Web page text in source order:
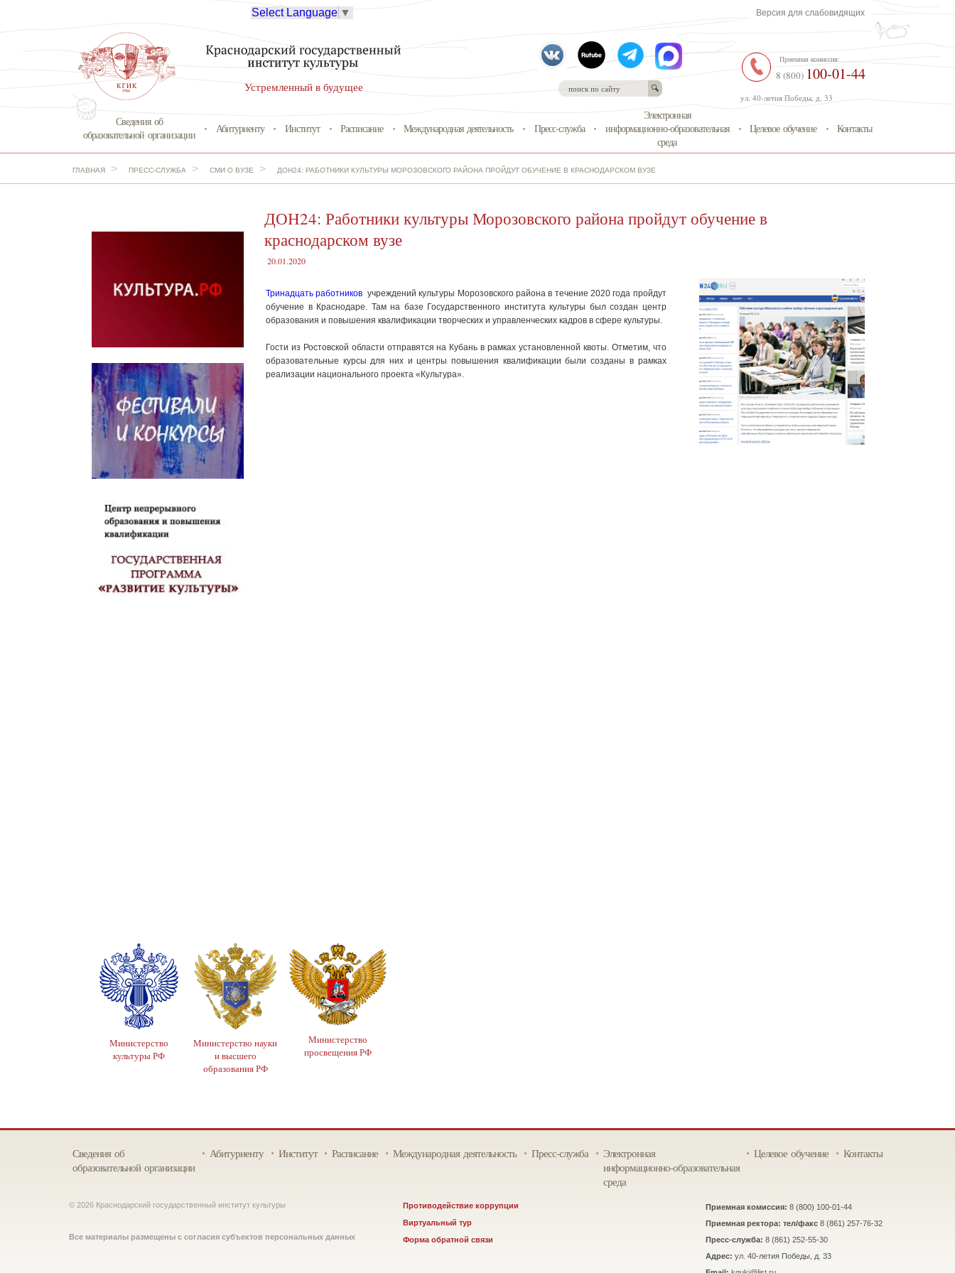
Устремленный в будущее
Select Language ▼ Версия для слабовидящих
ул. 40-летия Победы, д. 33
Приемная комиссия:
8 (800) 100-01-44
Сведения об
образовательной организации
Абитуриенту Институт Расписание Международная деятельность Пресс-служба
Электронная
информационно-образовательная
среда
Целевое обучение Контакты
ГЛАВНАЯ > ПРЕСС-СЛУЖБА > СМИ О ВУЗЕ > ДОН24: РАБОТНИКИ КУЛЬТУРЫ МОРОЗОВСКОГО РАЙОНА ПРОЙДУТ ОБУЧЕНИЕ В КРАСНОДАРСКОМ ВУЗЕ
ДОН24: Работники культуры Морозовского района пройдут обучение в
краснодарском вузе
20.01.2020
Тринадцать работников учреждений культуры Морозовского района в течение 2020 года пройдут
обучение в Краснодаре. Там на базе Государственного института культуры был создан центр
образования и повышения квалификации творческих и управленческих кадров в сфере культуры.
Гости из Ростовской области отправятся на Кубань в рамках установленной квоты. Отметим, что
образовательные курсы для них и центры повышения квалификации были созданы в рамках
реализации национального проекта «Культура».
Министерство
культуры РФ
Министерство науки
и высшего
образования РФ
Министерство
просвещения РФ
Сведения об
образовательной организации
Абитуриенту Институт Расписание Международная деятельность Пресс-служба
Электронная
информационно-образовательная
среда
Целевое обучение Контакты
© 2026 Краснодарский государственный институт культуры
Все материалы размещены с согласия субъектов персональных данных
Противодействие коррупции
Виртуальный тур
Форма обратной связи
Приемная комиссия: 8 (800) 100-01-44
Приемная ректора: тел/факс 8 (861) 257-76-32
Пресс-служба: 8 (861) 252-55-30
Адрес: ул. 40-летия Победы, д. 33